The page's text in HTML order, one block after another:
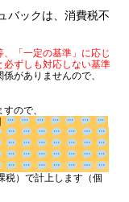
バックは、消費税不
、「一定の基準」に応じ
ずしも対応しない基準
がありませんので、
ので、
（不課税）で計上しま